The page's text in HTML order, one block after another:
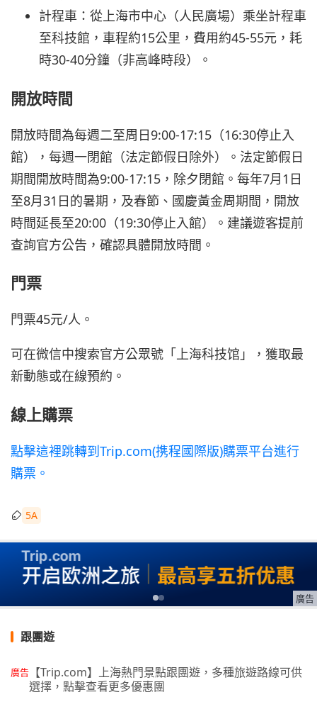
計程車：從上海市中心（人民廣場）乘坐計程車
至科技館，車程約15公里，費用約45-55元，耗
時30-40分鐘（非高峰時段）。
開放時間
開放時間為每週二至周日9:00-17:15（16:30停止入
館），每週一閉館（法定節假日除外）。法定節假日
期間開放時間為9:00-17:15，除夕閉館。每年7月1日
至8月31日的暑期，及春節、國慶黃金周期間，開放
時間延長至20:00（19:30停止入館）。建議遊客提前
查詢官方公告，確認具體開放時間。
門票
門票45元/人。
可在微信中搜索官方公眾號「上海科技馆」，獲取最
新動態或在線預約。
線上購票
點擊這裡跳轉到Trip.com(携程國際版)購票平台進行
購票。
5A
廣告
跟團遊
廣告 【Trip.com】上海熱門景點跟團遊，多種旅遊路線可供
選擇，點擊查看更多優惠團